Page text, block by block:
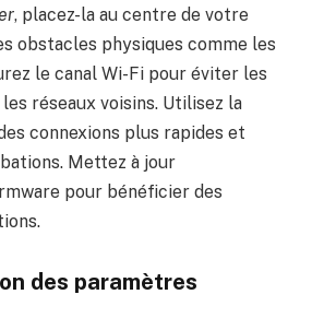
, placez-la au centre de votre
obstacles physiques comme les
le canal Wi-Fi pour éviter les
réseaux voisins. Utilisez la
connexions plus rapides et
Mettez à jour
pour bénéficier des
des paramètres